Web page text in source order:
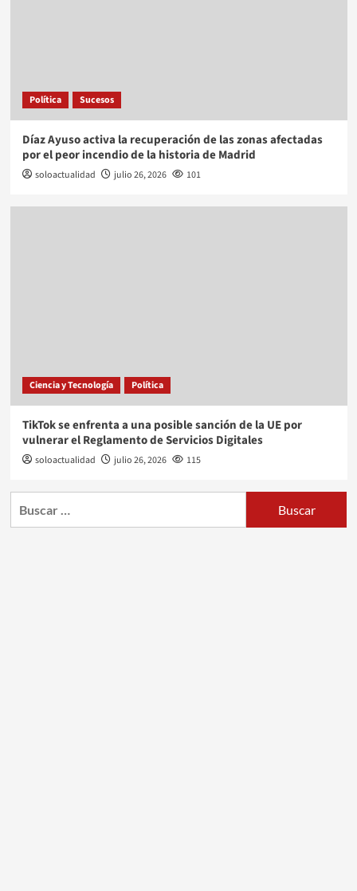
Política Sucesos
Díaz Ayuso activa la recuperación de las zonas afectadas
por el peor incendio de la historia de Madrid
soloactualidad julio 26, 2026 101
Ciencia y Tecnología Política
TikTok se enfrenta a una posible sanción de la UE por
vulnerar el Reglamento de Servicios Digitales
soloactualidad julio 26, 2026 115